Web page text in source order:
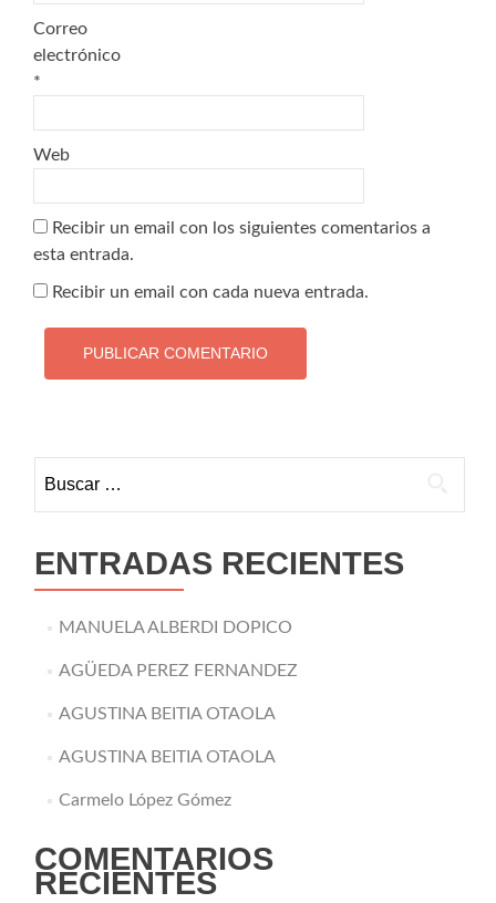
Correo
electrónico
*
Web
Recibir un email con los siguientes comentarios a
esta entrada.
Recibir un email con cada nueva entrada.
ENTRADAS RECIENTES
MANUELA ALBERDI DOPICO
AGÜEDA PEREZ FERNANDEZ
AGUSTINA BEITIA OTAOLA
AGUSTINA BEITIA OTAOLA
Carmelo López Gómez
COMENTARIOS
RECIENTES